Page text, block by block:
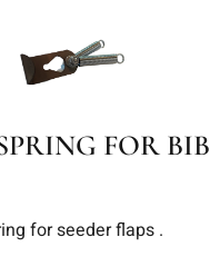
FOR BIB
for seeder flaps .